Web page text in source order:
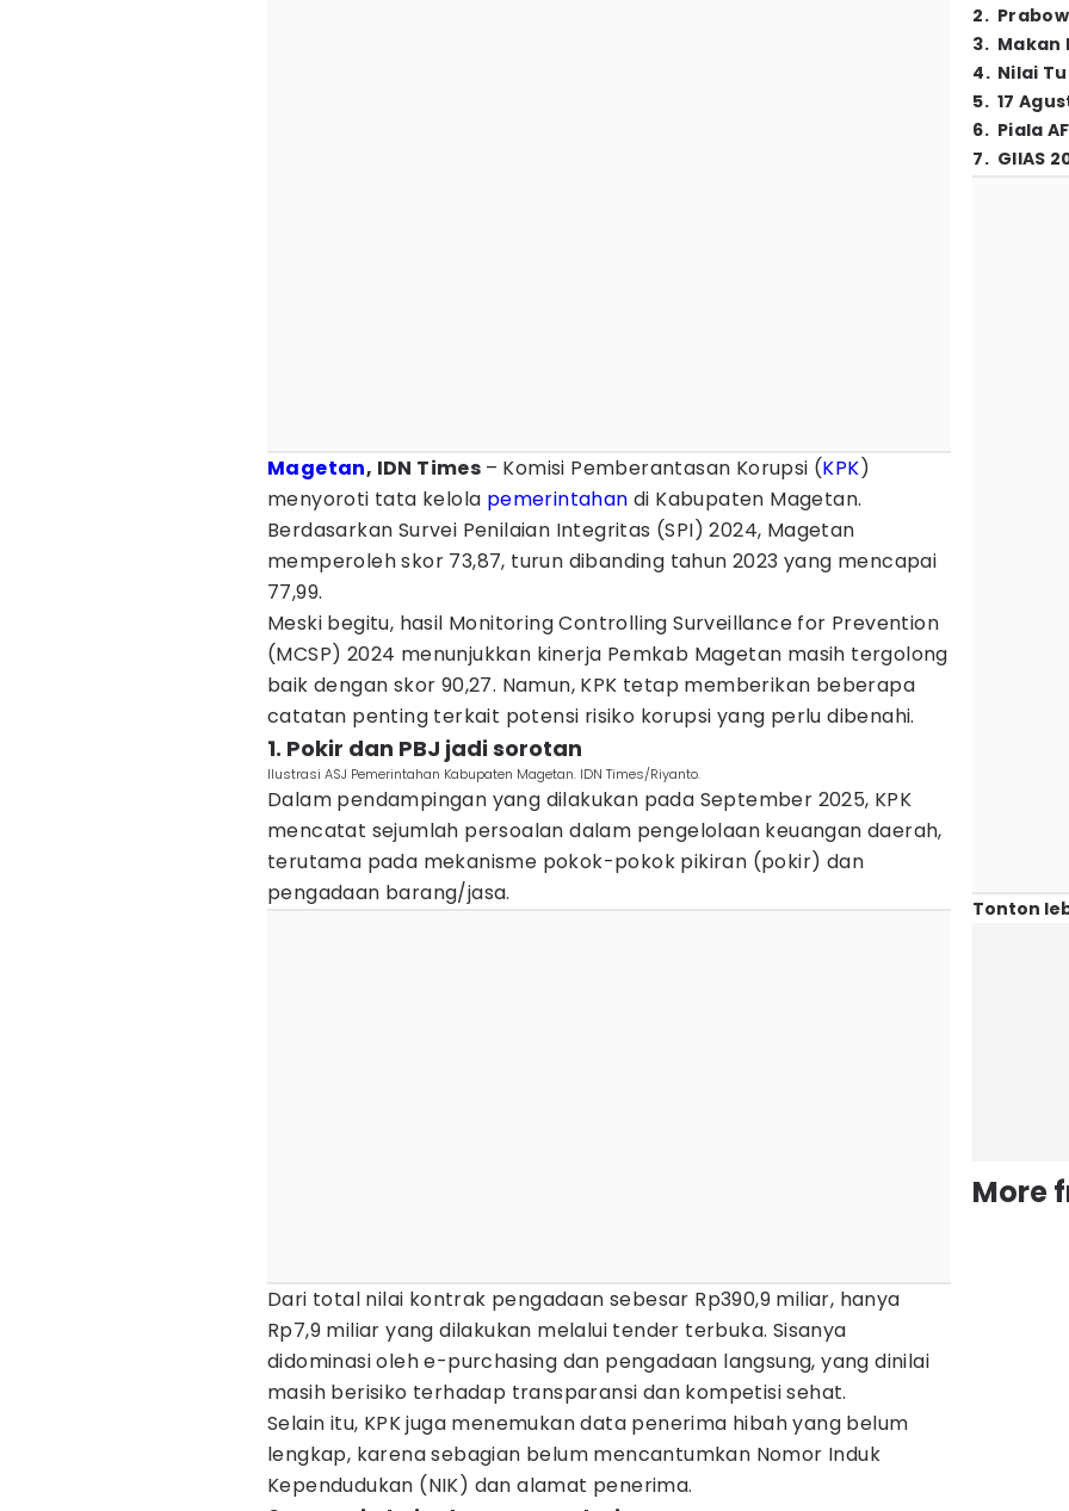
Magetan, IDN Times – Komisi Pemberantasan Korupsi (KPK)
menyoroti tata kelola pemerintahan di Kabupaten Magetan.
Berdasarkan Survei Penilaian Integritas (SPI) 2024, Magetan
memperoleh skor 73,87, turun dibanding tahun 2023 yang mencapai
77,99.
Meski begitu, hasil Monitoring Controlling Surveillance for Prevention
(MCSP) 2024 menunjukkan kinerja Pemkab Magetan masih tergolong
baik dengan skor 90,27. Namun, KPK tetap memberikan beberapa
catatan penting terkait potensi risiko korupsi yang perlu dibenahi.
1. Pokir dan PBJ jadi sorotan
Ilustrasi ASJ Pemerintahan Kabupaten Magetan. IDN Times/Riyanto.
Dalam pendampingan yang dilakukan pada September 2025, KPK
mencatat sejumlah persoalan dalam pengelolaan keuangan daerah,
terutama pada mekanisme pokok-pokok pikiran (pokir) dan
pengadaan barang/jasa.
Dari total nilai kontrak pengadaan sebesar Rp390,9 miliar, hanya
Rp7,9 miliar yang dilakukan melalui tender terbuka. Sisanya
didominasi oleh e-purchasing dan pengadaan langsung, yang dinilai
masih berisiko terhadap transparansi dan kompetisi sehat.
Selain itu, KPK juga menemukan data penerima hibah yang belum
lengkap, karena sebagian belum mencantumkan Nomor Induk
Kependudukan (NIK) dan alamat penerima.
2.
3. Makan
4. Nilai
5. 17
6. Piala
7. GIIAS
Tonton
More